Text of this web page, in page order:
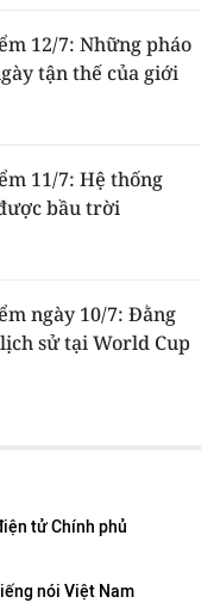
12/7: Những pháo
tận thế của giới
11/7: Hệ thống
bầu trời
ngày 10/7: Đằng
sử tại World Cup
tử Chính phủ
nói Việt Nam